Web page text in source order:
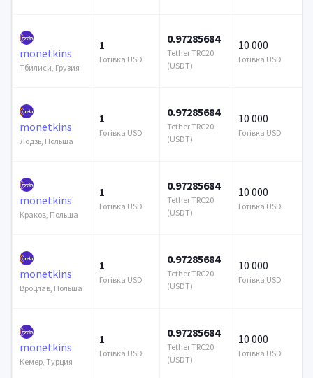
monetkins
Тбилиси, Грузия
1
Готівка USD
0.97285684
Tether TRC20
(USDT)
10 000
Готівка USD
monetkins
Лодзь, Польша
1
Готівка USD
0.97285684
Tether TRC20
(USDT)
10 000
Готівка USD
monetkins
Краков, Польша
1
Готівка USD
0.97285684
Tether TRC20
(USDT)
10 000
Готівка USD
monetkins
Вроцлав, Польша
1
Готівка USD
0.97285684
Tether TRC20
(USDT)
10 000
Готівка USD
monetkins
Кемер, Турция
1
Готівка USD
0.97285684
Tether TRC20
(USDT)
10 000
Готівка USD